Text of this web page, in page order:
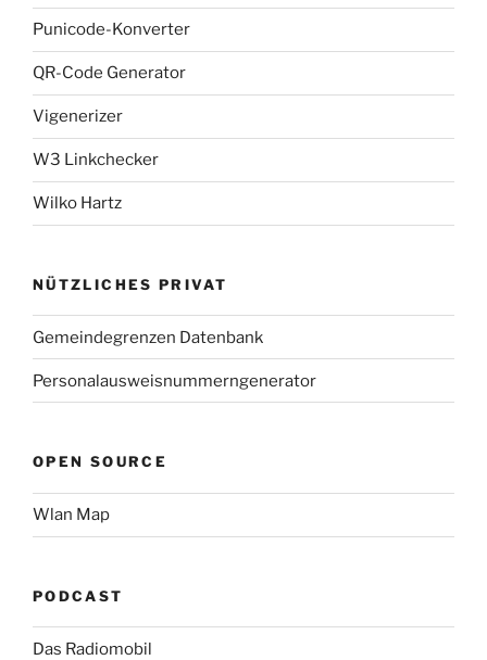
Punicode-Konverter
QR-Code Generator
Vigenerizer
W3 Linkchecker
Wilko Hartz
NÜTZLICHES PRIVAT
Gemeindegrenzen Datenbank
Personalausweisnummerngenerator
OPEN SOURCE
Wlan Map
PODCAST
Das Radiomobil